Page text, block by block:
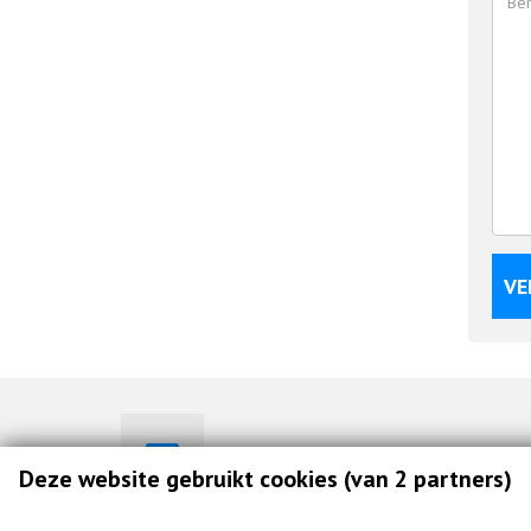
Deze website gebruikt cookies (van 2 partners)
info@connext-nv.be